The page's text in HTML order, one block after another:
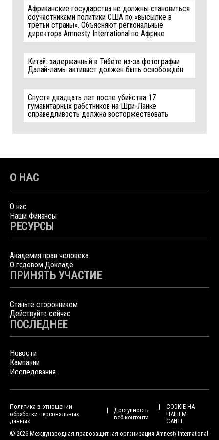
Африканские государства не должны становиться
соучастниками политики США по «высылке в
третьи страны». Объясняют региональные
директора Amnesty International по Африке
Китай: задержанный в Тибете из-за фотографии
Далай-ламы активист должен быть освобождён
Спустя двадцать лет после убийства 17
гуманитарных работников на Шри-Ланке
справедливость должна восторжествовать
О НАС
О нас
Наши Финансы
РЕСУРСЫ
Академия прав человека
О годовом Докладе
ПРИНЯТЬ УЧАСТИЕ
Станьте сторонником
Действуйте сейчас
ПОСЛЕДНЕЕ
Новости
Кампании
Исследования
Политика в отношении
обработки персональных
данных
Доступность
веб-контента
COOKIE НА
НАШЕМ
САЙТЕ
© 2026 Международная правозащитная организация Amnesty International